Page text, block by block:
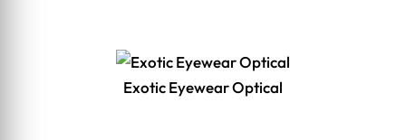
Exotic Eyewear Optical